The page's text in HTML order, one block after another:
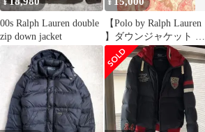
¥
00s Ralph Lauren double
zip down jacket
¥
【Polo by Ralph Lauren
】ダウンジャケット ブ
ラック〈 L〉